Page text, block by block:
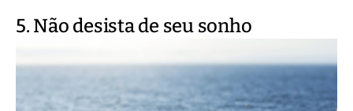
5. Não desista de seu sonho